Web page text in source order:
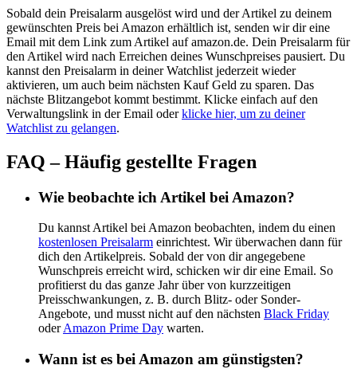
Sobald dein Preisalarm ausgelöst wird und der Artikel zu deinem
gewünschten Preis bei Amazon erhältlich ist, senden wir dir eine
Email mit dem Link zum Artikel auf amazon.de. Dein Preisalarm für
den Artikel wird nach Erreichen deines Wunschpreises pausiert. Du
kannst den Preisalarm in deiner Watchlist jederzeit wieder
aktivieren, um auch beim nächsten Kauf Geld zu sparen. Das
nächste Blitzangebot kommt bestimmt. Klicke einfach auf den
Verwaltungslink in der Email oderklicke hier, um zu deiner
Watchlist zu gelangen.
FAQ – Häufig gestellte Fragen
Wie beobachte ich Artikel bei Amazon?
Du kannst Artikel bei Amazon beobachten, indem du einen
kostenlosen Preisalarm einrichtest. Wir überwachen dann für
dich den Artikelpreis. Sobald der von dir angegebene
Wunschpreis erreicht wird, schicken wir dir eine Email. So
profitierst du das ganze Jahr über von kurzzeitigen
Preisschwankungen, z. B. durch Blitz- oder Sonder-
Angebote, und musst nicht auf den nächsten Black Friday
oderAmazon Prime Day warten.
Wann ist es bei Amazon am günstigsten?